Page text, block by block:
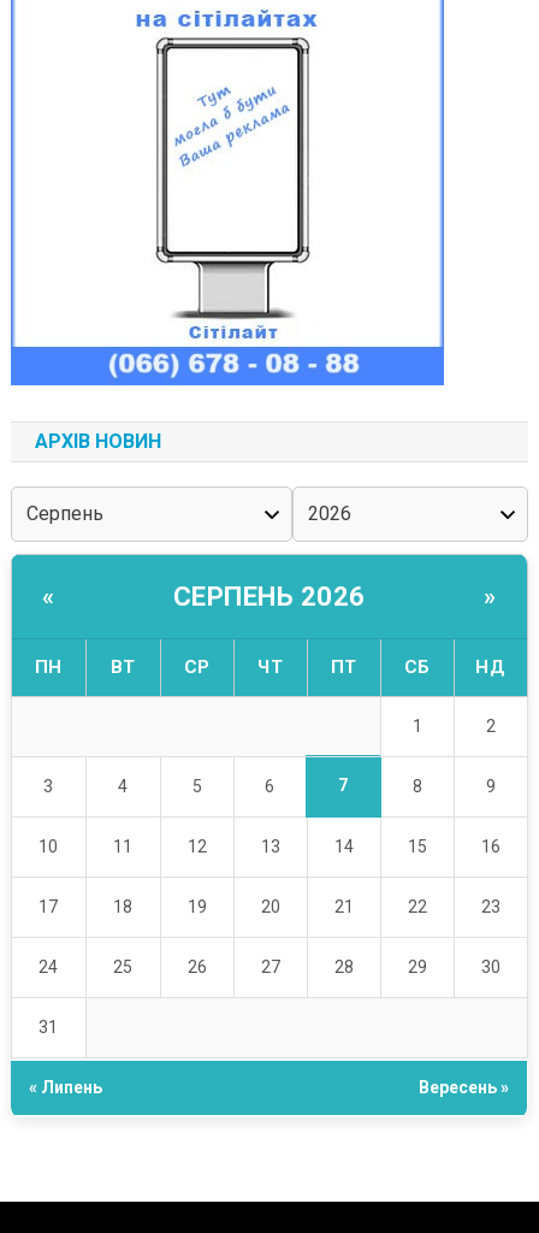
АРХІВ НОВИН
« СЕРПЕНЬ 2026 »
ПН ВТ СР ЧТ ПТ СБ НД
1 2
3 4 5 6 7 8 9
10 11 12 13 14 15 16
17 18 19 20 21 22 23
24 25 26 27 28 29 30
31
« Липень Вересень »